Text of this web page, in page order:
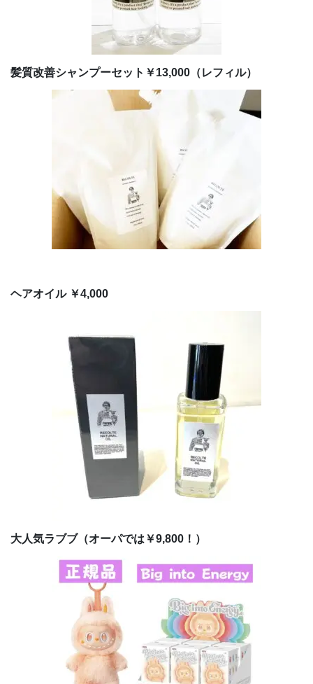
髪質改善シャンプーセット￥13,000（レフィル）
ヘアオイル ￥4,000
大人気ラブブ（オーパでは￥9,800！）